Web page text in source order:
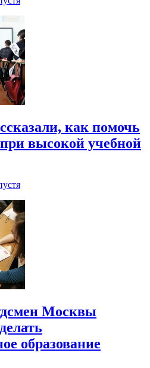
как помочь
высокой учебной
Москвы
образование